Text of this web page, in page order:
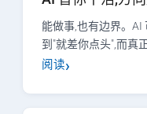
能做事,也有边界。
到"就差你点头",而真
阅读